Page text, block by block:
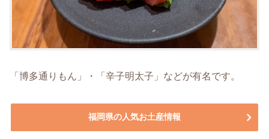
「博多通りもん」・「辛子明太子」などが有名です。
福岡県の人気お土産情報